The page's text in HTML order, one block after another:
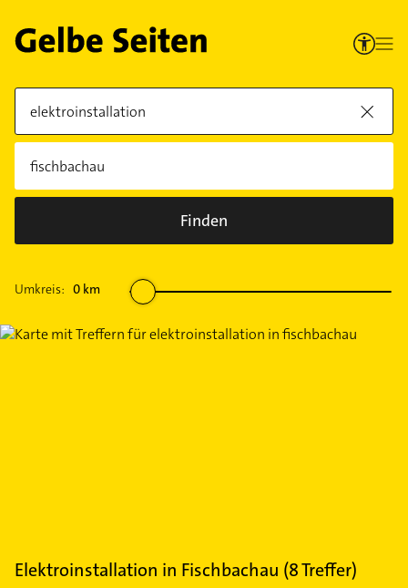
Finden
Umkreis: 0 km
Elektroinstallation in Fischbachau (8Treffer)